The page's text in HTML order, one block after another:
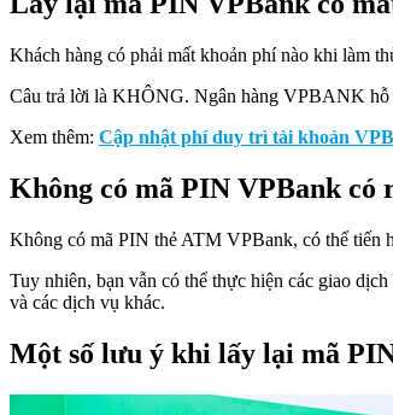
Khách hàng có phải mất khoản phí nào khi làm
Câu trả lời là KHÔNG. Ngân hàng VPBANK hỗ
Xem thêm: Cập nhật phí duy trì tài khoản
Không có mã PIN VPBank có
Không có mã PIN thẻ ATM VPBank, có thể tiến
Tuy nhiên, bạn vẫn có thể thực hiện các giao
và các dịch vụ khác.
Một số lưu ý khi lấy lại mã